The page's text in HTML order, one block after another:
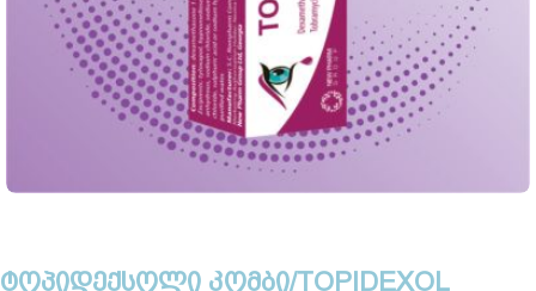
ᲢᲝᲞᲘᲓᲔᲥᲡᲝᲚᲘ ᲙᲝᲛᲑᲘ/TOPIDEXOL